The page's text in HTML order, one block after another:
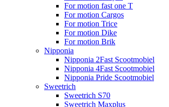
For motion fast one T
For motion Cargos
For motion Trice
For motion Dike
For motion Brik
Nipponia
Nipponia 2Fast Scootmobiel
Nipponia 4Fast Scootmobiel
Nipponia Pride Scootmobiel
Sweetrich
Sweetrich S70
Sweetrich Maxplus